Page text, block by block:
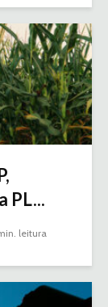
PL...
leitura